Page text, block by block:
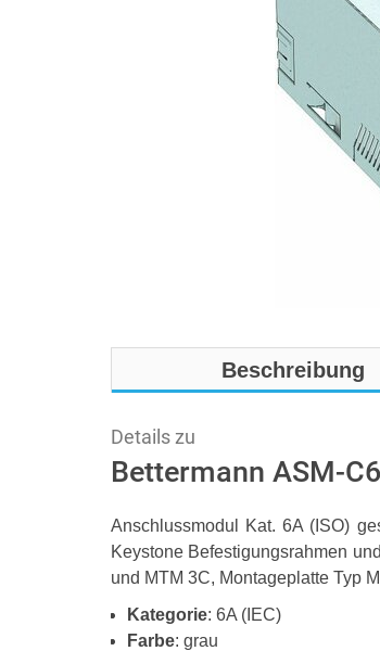
Beschreibung
Details zu
Bettermann ASM-
Anschlussmodul Kat. 6A (ISO)
Keystone Befestigungsrahmen
und MTM 3C, Montageplatte Typ
Kategorie: 6A (IEC)
Farbe: grau